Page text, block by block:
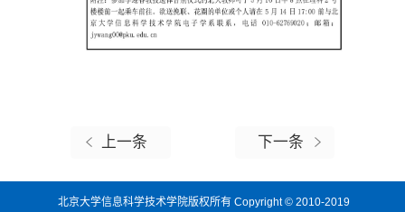
上一条 下一条
北京大学信息科学技术学院版权所有 Copyright © 2010-2019